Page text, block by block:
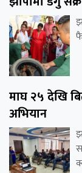
माघ २५ देखि
अभियान